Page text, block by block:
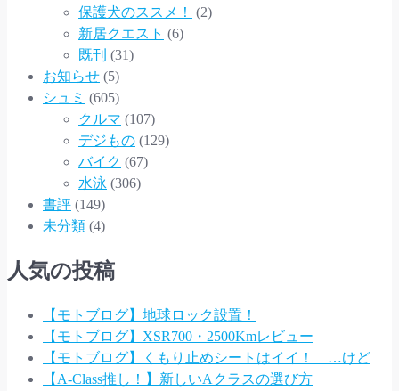
保護犬のススメ！
(2)
新居クエスト (6)
既刊 (31)
お知らせ (5)
シュミ (605)
クルマ (107)
デジもの (129)
バイク (67)
水泳 (306)
書評 (149)
未分類 (4)
人気の投稿
【モトブログ】地球ロック設置！
【モトブログ】XSR700・2500Kmレビュー
【モトブログ】くもり止めシートはイイ！ …けど
【A-Class推し！】新しいAクラスの選び方